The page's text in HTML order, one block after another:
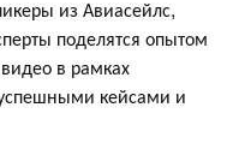
из Авиасейлс,
поделятся опытом
в рамках
кейсами и